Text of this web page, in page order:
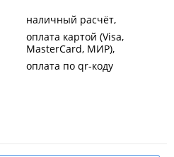
наличный расчёт
оплата картой (Visa,
MasterCard, МИР)
оплата по qr-коду